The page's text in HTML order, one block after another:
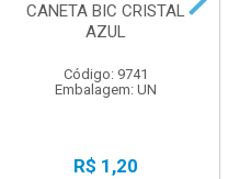
CANETA BIC CRISTAL
AZUL
Código: 9741
Embalagem: UN
R$ 1,20